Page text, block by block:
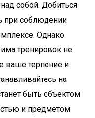
собой. Добиться
при соблюдении
Однако
тренировок не
ваше терпение и
на
быть объектом
и предметом